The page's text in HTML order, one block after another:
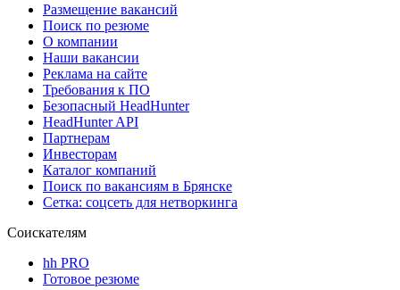
Размещение вакансий
Поиск по резюме
О компании
Наши вакансии
Реклама на сайте
Требования к ПО
Безопасный HeadHunter
HeadHunter API
Партнерам
Инвесторам
Каталог компаний
Поиск по вакансиям в Брянске
Сетка: соцсеть для нетворкинга
Соискателям
hh PRO
Готовое резюме